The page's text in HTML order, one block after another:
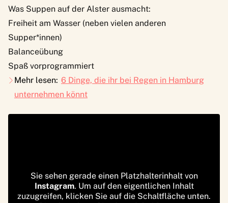
Was Suppen auf der Alster ausmacht:
Freiheit am Wasser (neben vielen anderen
Supper*innen)
Balanceübung
Spaß vorprogrammiert
Mehr lesen: 6 Dinge, die ihr bei Regen in Hamburg
unternehmen könnt
Sie sehen gerade einen Platzhalterinhalt von
Instagram. Um auf den eigentlichen Inhalt
zuzugreifen, klicken Sie auf die Schaltfläche unten.